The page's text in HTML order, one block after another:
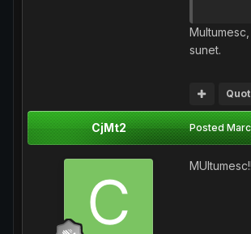
sunet.
CjMt2 Posted